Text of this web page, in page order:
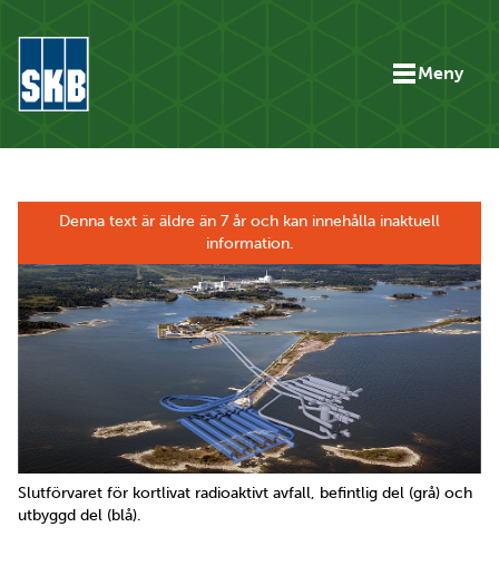
Meny
Denna text är äldre än 7 år och kan innehålla inaktuell
information.
Slutförvaret för kortlivat radioaktivt avfall, befintlig del (grå) och
utbyggd del (blå).